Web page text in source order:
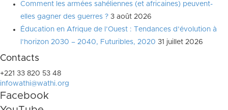
Comment les armées sahéliennes (et africaines) peuvent-
elles gagner des guerres ? 3 août 2026
Éducation en Afrique de l’Ouest : Tendances d’évolution à
l’horizon 2030 – 2040, Futuribles, 2020 31 juillet 2026
Contacts
+221 33 820 53 48
infowathi@wathi.org
Facebook